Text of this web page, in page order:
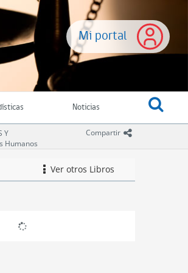
Mi portal
Noticias
Compartir icono
Y
Humanos
icono
Ver otros LibrosCompendio de